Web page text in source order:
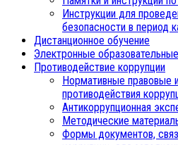
Инструкции для
безопасности в период
Дистанционное обучение
Электронные
Противодействие коррупции
Нормативные правовые
противодействия
Антикоррупционная
Методические
Формы документов,